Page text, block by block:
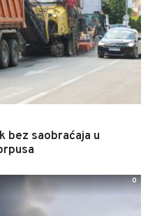
bez saobraćaja u
0